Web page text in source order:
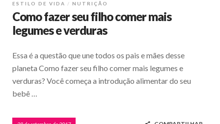
ESTILO DE VIDA NUTRIÇÃO
Como fazer seu filho comer mais
legumes e verduras
Essa é a questão que une todos os pais e mães desse
planeta Como fazer seu filho comer mais legumes e
verduras? Você começa a introdução alimentar do seu
bebê …